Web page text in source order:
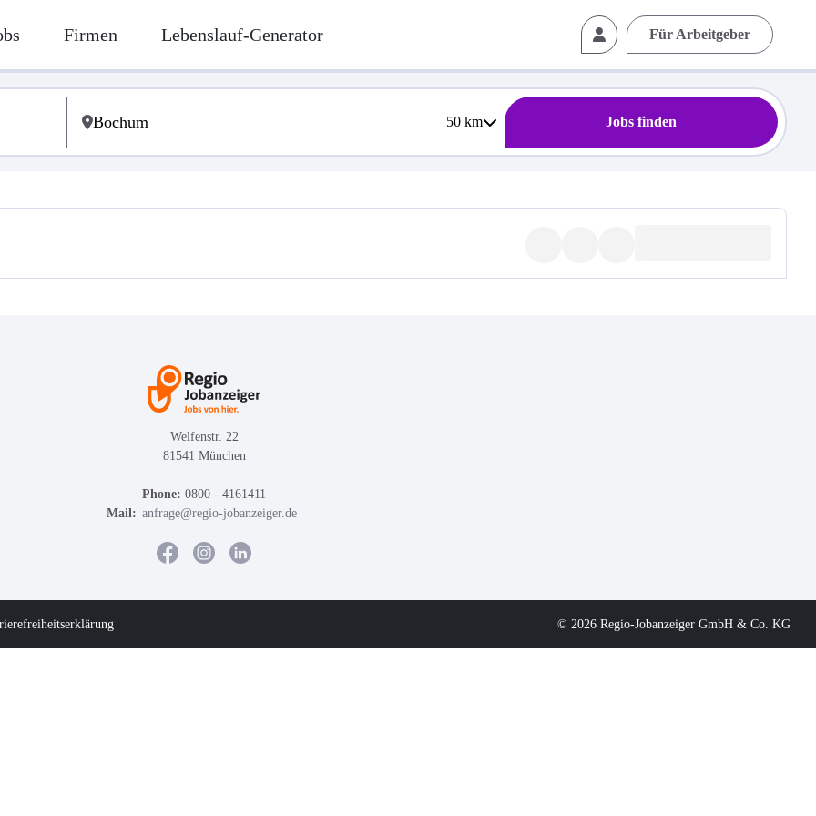
Firmen Lebenslauf-Generator Für Arbeitgeber
50km Jobs finden
Welfenstr. 22
81541 München
Phone: 0800 - 4161411
Mail: anfrage@regio-jobanzeiger.de
© 2026 Regio-Jobanzeiger GmbH & Co. KG